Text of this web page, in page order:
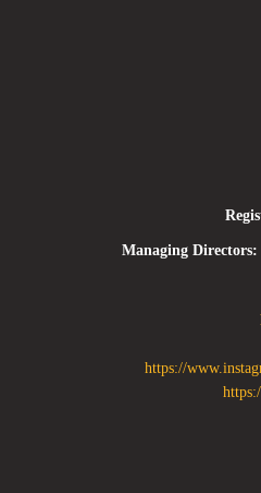
Managing Directors:
https://